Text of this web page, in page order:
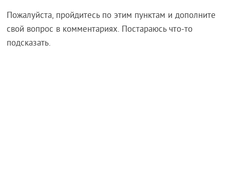
Пожалуйста, пройдитесь по этим пунктам и дополните
свой вопрос в комментариях. Постараюсь что-то
подсказать.